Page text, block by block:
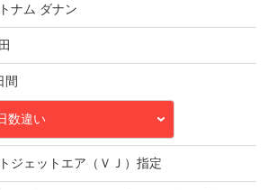
ナム ダナン
間
数違い
ジェットエア（ＶＪ）指定